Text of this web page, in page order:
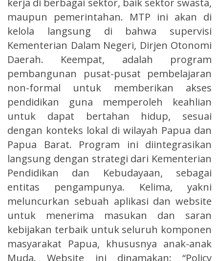
maupun pemerintahan. MTP ini akan di
kelola langsung di bahwa supervisi
Kementerian Dalam Negeri, Dirjen Otonomi
Daerah. Keempat, adalah program
pembangunan pusat-pusat pembelajaran
non-formal untuk memberikan akses
pendidikan guna memperoleh keahlian
untuk dapat bertahan hidup, sesuai
dengan konteks lokal di wilayah Papua dan
Papua Barat. Program ini diintegrasikan
langsung dengan strategi dari Kementerian
Pendidikan dan Kebudayaan, sebagai
entitas pengampunya. Kelima, yakni
meluncurkan sebuah aplikasi dan website
untuk menerima masukan dan saran
kebijakan terbaik untuk seluruh komponen
masyarakat Papua, khususnya anak-anak
Muda. Website ini dinamakan: “Policy